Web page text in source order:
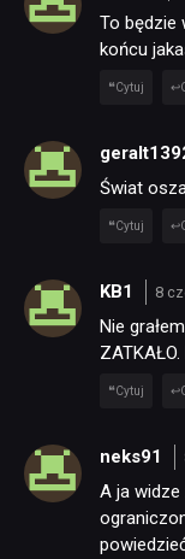
To będzie
końcu
Cytuj
Świat
Cytuj
KB1 8
Nie
Cytuj
neks91
A ja